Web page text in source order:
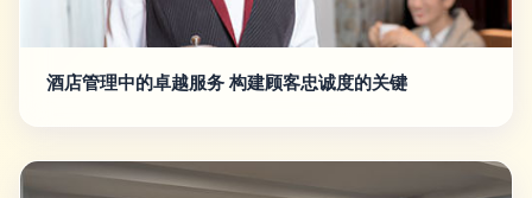
酒店管理中的卓越服务 构建顾客忠诚度的关键